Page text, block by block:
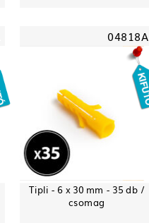
04818A
Tipli - 6 x 30 mm - 35 db /
csomag